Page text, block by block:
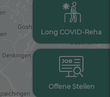
Long COVID-Reha
Offene Stellen